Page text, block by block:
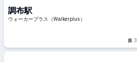
響は？最大200組待ちの日も！｜ウ
ォーカープラス
調布駅
ウォーカープラス（Walkerplus）
3